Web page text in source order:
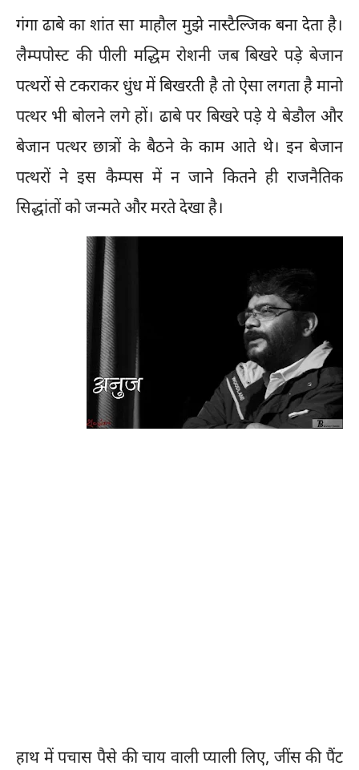
गंगा ढाबे का शांत सा माहौल मुझे नास्टैल्जिक बना देता है।
लैम्पपोस्ट की पीली मद्धिम रोशनी जब बिखरे पड़े बेजान
पत्थरों से टकराकर धुंध में बिखरती है तो ऐसा लगता है मानो
पत्थर भी बोलने लगे हों। ढाबे पर बिखरे पड़े ये बेडौल और
बेजान पत्थर छात्रों के बैठने के काम आते थे। इन बेजान
पत्थरों ने इस कैम्पस में न जाने कितने ही राजनैतिक
सिद्धांतों को जन्मते और मरते देखा है।
हाथ में पचास पैसे की चाय वाली प्याली लिए, जींस की पैंट